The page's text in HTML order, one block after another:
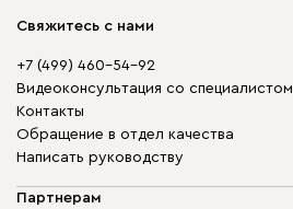
Свяжитесь с нами
+7 (499) 460-54-92
Видеоконсультация со специалистом
Контакты
Обращение в отдел качества
Написать руководству
Партнерам